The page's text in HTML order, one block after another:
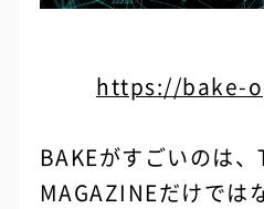
https://bake-
BAKEがすごいのは
MAGAZINEだけでは